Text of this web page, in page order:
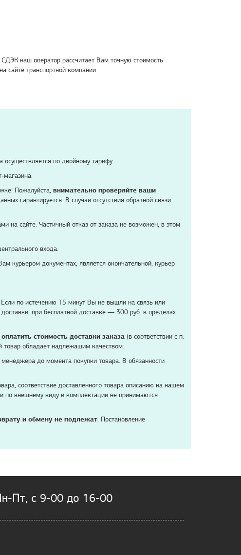
наш оператор рассчитает Вам точную стоимость
сайте транспортной компании
по двойному тарифу.
магазина.
Пожалуйста, внимательно проверяйте ваши
гарантируется. В случаи отсутствия обратной связи
на сайте. Частичный отказ от заказа не возможен, в этом
входа.
курьером документах, является окончательной, курьер
по истечению 15 минут Вы не вышли на связь или
при бесплатной доставке — 300 руб. в пределах
стоимость доставки заказа (в соответствии с п.
товар обладает надлежащим качеством.
до момента покупки товара. В обязанности
соответствие доставленного товара описанию на нашем
по внешнему виду и комплектации не принимаются
и обмену не подлежат. Постановление
Пт, с 9-00 до 16-00